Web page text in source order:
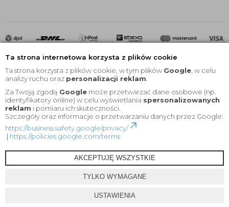
Ta strona internetowa korzysta z plików cookie
Ta strona korzysta z plików cookie, w tym plików Google , w celu
analizy ruchu oraz personalizacji reklam
Za Twoją zgodą Google może przetwarzać dane osobowe (np.
identyfikatory online) w celu wyświetlania spersonalizowanych
reklam i pomiaru ich skuteczności.
Szczegóły oraz informacje o przetwarzaniu danych przez Google:
https://business.safety.google/privacy/
| https://policies.google.com/terms
AKCEPTUJĘ WSZYSTKIE
TYLKO WYMAGANE
USTAWIENIA
2020 © Wszelkie Prawa Zastrzeżone |KEYfabrics
Projekt i oprogramowanie sklepu: